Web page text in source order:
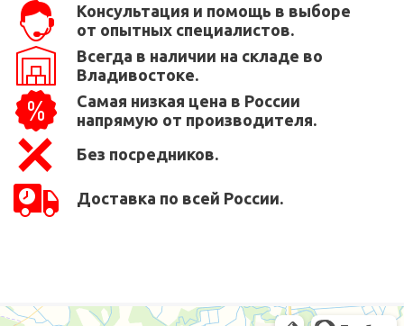
Консультация и помощь в выборе
от опытных специалистов.
Всегда в наличии на складе во
Владивостоке.
Самая низкая цена в России
напрямую от производителя.
Без посредников.
Доставка по всей России.